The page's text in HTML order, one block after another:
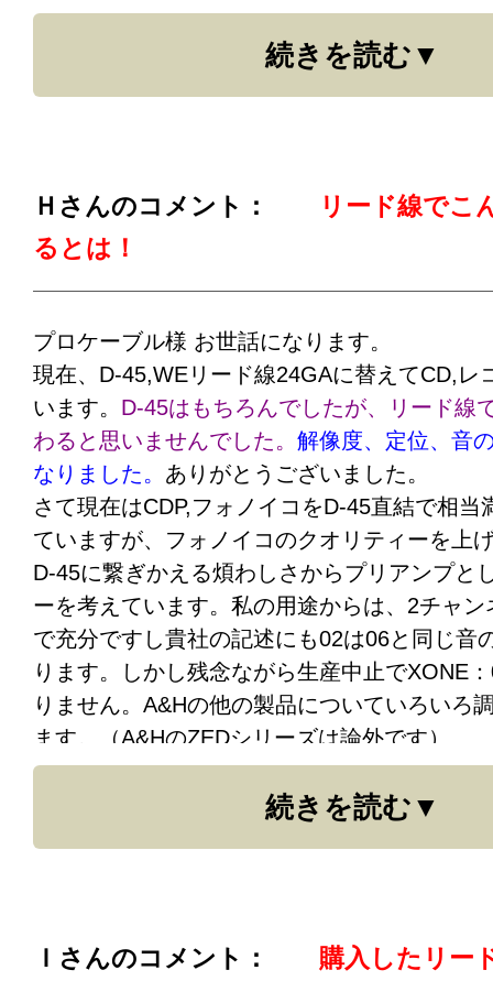
N、7Nの出現。これらを「音色の変化」など
がらそれに乗せられていた一員でありました
鈍ったものの結構図太く馬力のある再生にな
十分じゃないかと思ったものです。
をも伴う優れものですね。こちらでも長年の
れました。今回もありがとうございました。
でもプロケーブル様。これはパンドラの箱を
ませんよ。アーム内配線は素人の手に負える
が、残る「フォノケーブル」対策の義務が生
です。(^^;大阪 ＡＭ
続きを読む
Ｈさんのコメント：
リード線でこ
るとは！
プロケーブル様 お世話になります。
現在、D-45,WEリード線24GAに替えてCD,レ
います。 D-45はもちろんでしたが、リード線
わると思いませんでした。 解像度、定位、音
なりました。 ありがとうございました。
さて現在はCDP,フォノイコをD-45直結で相当
ていますが、フォノイコのクオリティーを上
D-45に繋ぎかえる煩わしさからプリアンプと
ーを考えています。私の用途からは、2チャ
で充分ですし貴社の記述にも02は06と同じ音
ります。しかし残念ながら生産中止でXONE
りません。A&Hの他の製品についていろいろ
ます。（A&HのZEDシリーズは論外です）
プロケーブル注：）現在、安価に入手出来る
チョイスは、Xone62だと思います。Xone:22
続きを読む
Ｉさんのコメント： 購入したリー